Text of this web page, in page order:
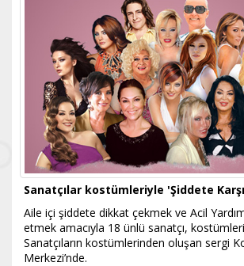
Sanatçılar kostümleriyle 'Şiddete
Aile içi şiddete dikkat çekmek ve Acil
etmek amacıyla 18 ünlü sanatçı,
Sanatçıların kostümlerinden oluşan sergi
Merkezi’nde.